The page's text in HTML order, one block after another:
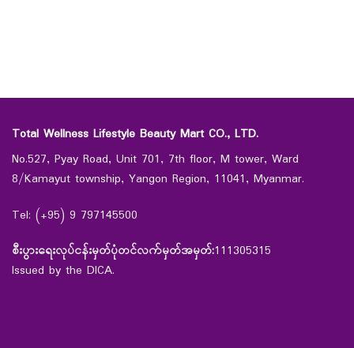
Total Wellness Lifestyle Beauty Mart CO., LTD.
No.527, Pyay Road, Unit 701, 7th floor, M tower, Ward
8/Kamayut township, Yangon Region, 11041, Myanmar.
Tel: (+95) 9 797145500
စီးပွားရေးလုပ်ငန်းမှတ်ပုံတင်လက်မှတ်အမှတ်:111305315
Issued by the DICA.